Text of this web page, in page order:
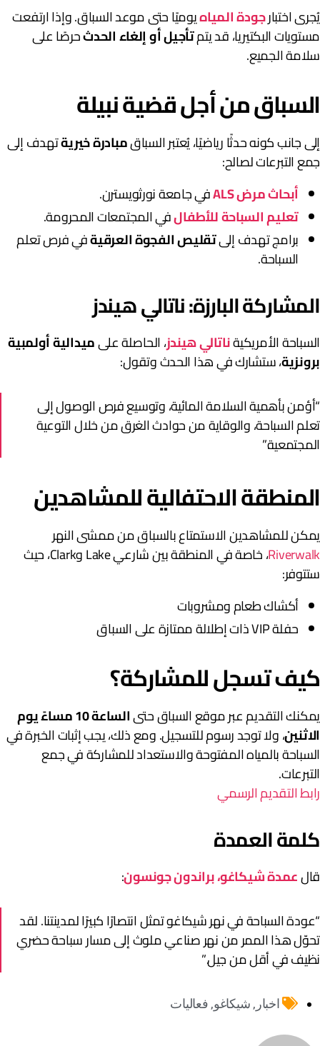
اختبارجودة المياهيوميًا حتى موعد السباق. وإذا ارتفعت
البكتيريا، قد يتمتأجيل أو إلغاء الحدثحرصًا على
الجميع.
من أجل قضية نبيلة
جانب كونه حدثًا رياضيًا، يُعتبر السباقمبادرة خيريةتهدف إلى
التبرعات لصالح:
أبحاث مرض ALS
في جامعة نورثويسترن.
تعليم السباحة للأطفالفي المجتمعات المحرومة.
برامج تهدف إلىتقليص الفجوة العرقيةفي فرص تعلم
السباحة.
البارزة: ناتالي هيندز
الأمريكيةناتالي هيندز، الحاصلة علىميدالية أولمبية
، ستشارك في هذا الحدث وتقول:
بأهمية السلامة المائية، وتوسيع فرص الوصول إلى
السباحة، والوقاية من حوادث الغرق من خلال التوعية
الاحتفالية للمشاهدين
للمشاهدين الاستمتاع بالسباق من ممشى النهر
، خاصة في المنطقة بين شارعي Lake وClark، حيث
أكشاك طعام ومشروبات
حفلة VIP ذات إطلالة ممتازة على السباق
تسجل للمشاركة؟
التقديم عبر موقع السباق حتى
الساعة 10 مساءً يوم
، ولا توجد رسوم للتسجيل. ومع ذلك، يجب إثبات الخبرة في
بالمياه المفتوحة والاستعداد للمشاركة في جمع
التقديم الرسمي
العمدة
عمدة شيكاغو، براندون جونسون:
السباحة في نهر شيكاغو تمثل انتصارًا كبيرًا لمدينتنا. لقد
هذا الممر من نهر صناعي ملوث إلى مسار سباحة حضري
في أقل من جيل.”
اخبار , شيكاغو, فعاليات